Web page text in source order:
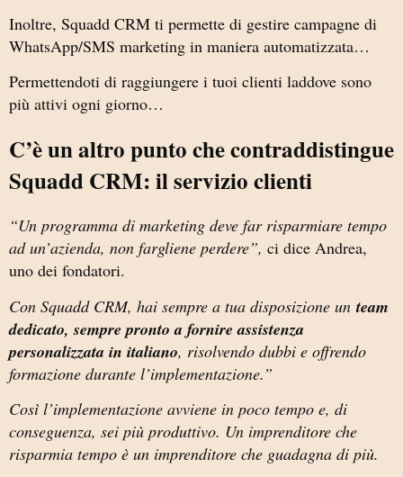
Inoltre, Squadd CRM ti permette di gestire campagne di
WhatsApp/SMS marketing in maniera automatizzata…
Permettendoti di raggiungere i tuoi clienti laddove sono
più attivi ogni giorno…
C’è un altro punto che contraddistingue
Squadd CRM: il servizio clienti
“Un programma di marketing deve far risparmiare tempo
ad un’azienda, non fargliene perdere”, ci dice Andrea,
uno dei fondatori.
Con Squadd CRM, hai sempre a tua disposizione unteam
dedicato, sempre pronto a fornire assistenza
personalizzata in italiano, risolvendo dubbi e offrendo
formazione durante l’implementazione.”
Così l’implementazione avviene in poco tempo e, di
conseguenza, sei più produttivo. Un imprenditore che
risparmia tempo è un imprenditore che guadagna di più.